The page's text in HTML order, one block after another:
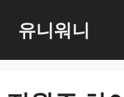
로
너
유니워니